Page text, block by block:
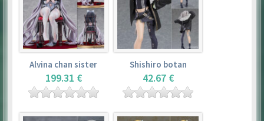
Alvina chan sister
199.31 €
Shishiro botan
42.67 €